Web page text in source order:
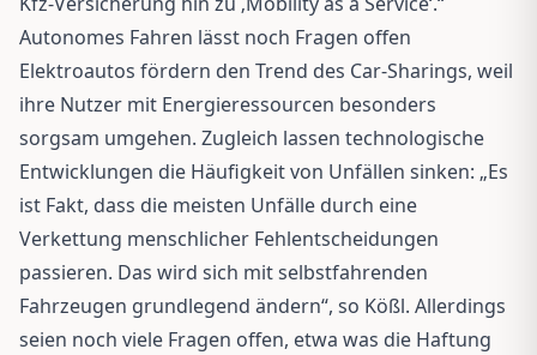
Autonomes Fahren lässt noch Fragen offen
Elektroautos fördern den Trend des Car-Sharings, weil
ihre Nutzer mit Energieressourcen besonders
sorgsam umgehen. Zugleich lassen technologische
Entwicklungen die Häufigkeit von Unfällen sinken: „Es
ist Fakt, dass die meisten Unfälle durch eine
Verkettung menschlicher Fehlentscheidungen
passieren. Das wird sich mit selbstfahrenden
Fahrzeugen grundlegend ändern“, so Kößl. Allerdings
seien noch viele Fragen offen, etwa was die Haftung